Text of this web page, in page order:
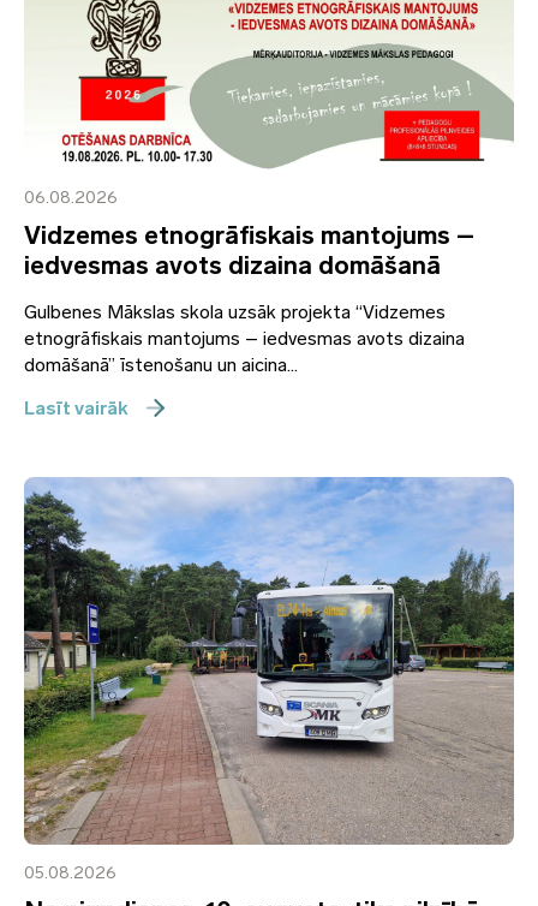
06.08.2026
Vidzemes etnogrāfiskais mantojums –
iedvesmas avots dizaina domāšanā
Gulbenes Mākslas skola uzsāk projekta “Vidzemes
etnogrāfiskais mantojums – iedvesmas avots dizaina
domāšanā” īstenošanu un aicina...
Lasīt vairāk
05.08.2026